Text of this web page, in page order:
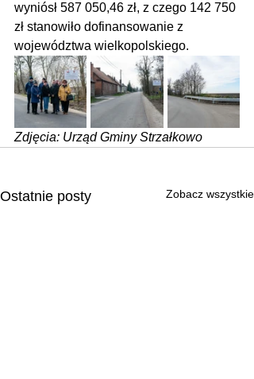
wyniósł 587 050,46 zł, z czego 142 750
zł stanowiło dofinansowanie z
województwa wielkopolskiego.
Zdjęcia: Urząd Gminy Strzałkowo
Ostatnie posty Zobacz wszystkie